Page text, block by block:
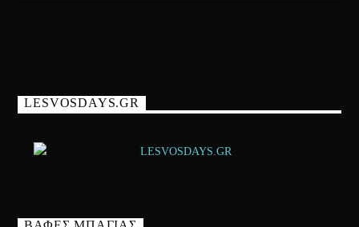
LESVOSDAYS.GR